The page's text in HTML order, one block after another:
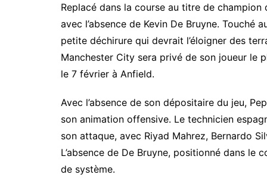
Replacé dans la course au titre de
avec l’absence de Kevin De Bruyne. Touché
petite déchirure qui devrait l’éloigner des
Manchester City sera privé de son joueur le
le 7 février à Anfield.
Avec l’absence de son dépositaire du jeu,
son animation offensive. Le technicien
son attaque, avec Riyad Mahrez, Bernardo
L’absence de De Bruyne, positionné dans
de système.